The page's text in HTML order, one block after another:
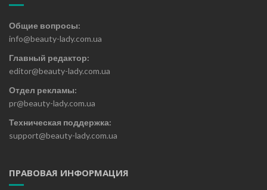
Общие вопросы:
info@beauty-lady.com.ua
Главный редактор:
editor@beauty-lady.com.ua
Отдел рекламы:
pr@beauty-lady.com.ua
Техническая поддержка:
support@beauty-lady.com.ua
ПРАВОВАЯ ИНФОРМАЦИЯ